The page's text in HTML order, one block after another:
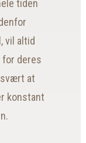
tiden
vil altid
deres
at
konstant